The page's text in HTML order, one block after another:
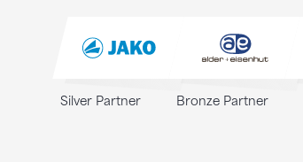
Silver Partner Bronze Partner